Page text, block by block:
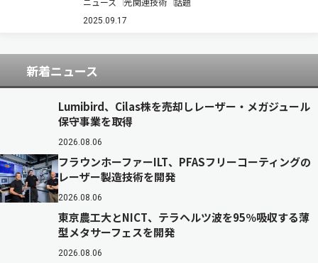
る公募を実施し，提案した37件について外部有識
者による採択審査およびNEDO内の審査を経て，
2025.09.17
新着ニュース
Lumibird、Cilas株を売却しレーザー・メガジュール
保守事業を取得
2026.08.06
フラウンホーファーILT、PFASフリーコーティングの
レーザー製造技術を開発
2026.08.06
東京農工大とNICT、テラヘルツ波を95％吸収する薄
型メタサーフェスを開発
2026.08.06